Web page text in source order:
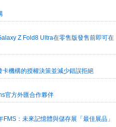
Z Fold8 Ultra在零售版發售前即可在
機構的授權決策並減少錯誤拒絕
官方外匯合作夥伴
：未來記憶體與儲存展「最佳展品」